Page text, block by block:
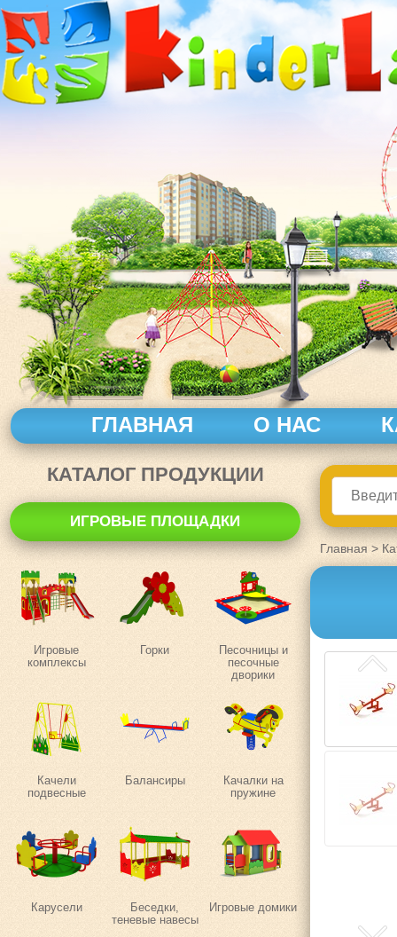
ГЛАВНАЯ О НАС
КАТАЛОГ ПРОДУКЦИИ
ИГРОВЫЕ ПЛОЩАДКИ
Игровые
комплексы
Горки
Песочницы и
песочные
дворики
Качели
подвесные
Балансиры
Качалки на
пружине
Карусели
Беседки,
теневые навесы
Игровые домики
Главная >